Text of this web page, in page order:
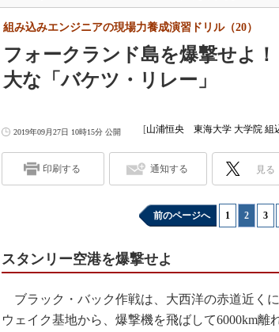
フォークランド島を爆撃せよ
大な「バケツ・リレー」
組み込みエンジニアの現場力養成演習ドリル（20）
2019年09月27日 10時15分 公開 [山浦恒央 東海大学 大学院 組
印刷する 通知する 見る
前のページへ 1 2 3
スタンリー空港を爆撃せよ
ブラック・バック作戦は、大西洋の赤道近く
ウェイク基地から、爆撃機を飛ばして6000km